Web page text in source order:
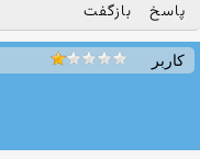
پاسخ بازگفت
کاربر